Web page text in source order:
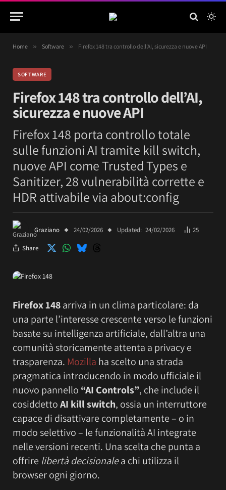
Home » Software » Firefox 148 tra controllo dell’AI, sicurezza e nuove API
SOFTWARE
Firefox 148 tra controllo dell’AI,
sicurezza e nuove API
Firefox 148 porta controllo totale
sulle funzioni AI tramite kill switch,
nuove API come Trusted Types e
Sanitizer, 28 vulnerabilità corrette e
HDR attivabile via about:config
Graziano 24/02/2026 Updated: 24/02/2026 25
Share
Firefox 148arriva in un clima particolare: da
una parte l’interesse crescente verso le funzioni
basate su intelligenza artificiale, dall’altra una
comunità storicamente attenta a privacy e
trasparenza. Mozilla ha scelto una strada
pragmatica introducendo in modo ufficiale il
nuovo pannello “AI Controls”, che include il
cosiddettoAI kill switch, ossia un interruttore
capace di disattivare completamente – o in
modo selettivo – le funzionalità AI integrate
nelle versioni recenti. Una scelta che punta a
offrire libertà decisionalea chi utilizza il
browser ogni giorno.